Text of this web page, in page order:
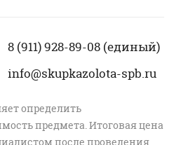
8 (911) 928-89-08 (единый)
info@skupkazolota-spb.ru
определить
предмета. Итоговая цена
после проведения